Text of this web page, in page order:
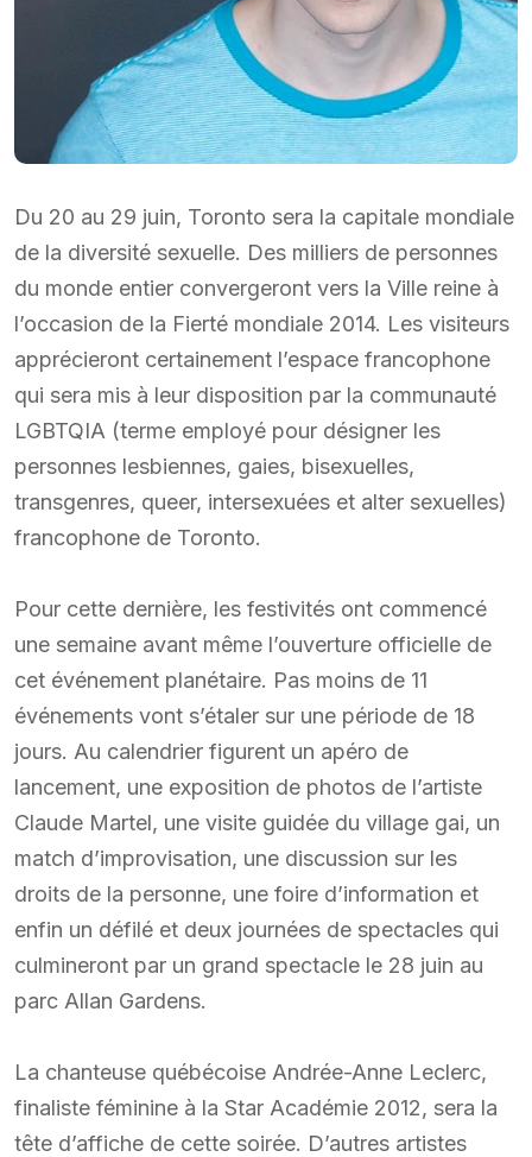
Du 20 au 29 juin, Toronto sera la capitale mondiale
de la diversité sexuelle. Des milliers de personnes
du monde entier convergeront vers la Ville reine à
l’occasion de la Fierté mondiale 2014. Les visiteurs
apprécieront certainement l’espace francophone
qui sera mis à leur disposition par la communauté
LGBTQIA (terme employé pour désigner les
personnes lesbiennes, gaies, bisexuelles,
transgenres, queer, intersexuées et alter sexuelles)
francophone de Toronto.
Pour cette dernière, les festivités ont commencé
une semaine avant même l’ouverture officielle de
cet événement planétaire. Pas moins de 11
événements vont s’étaler sur une période de 18
jours. Au calendrier figurent un apéro de
lancement, une exposition de photos de l’artiste
Claude Martel, une visite guidée du village gai, un
match d’improvisation, une discussion sur les
droits de la personne, une foire d’information et
enfin un défilé et deux journées de spectacles qui
culmineront par un grand spectacle le 28 juin au
parc Allan Gardens.
La chanteuse québécoise Andrée-Anne Leclerc,
finaliste féminine à la Star Académie 2012, sera la
tête d’affiche de cette soirée. D’autres artistes